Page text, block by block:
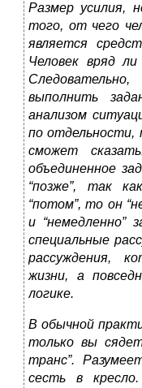
Размер усилия,
того, от чего
является
Человек вряд
выполнить
анализом
по отдельности,
сможет
объединенное
“позже”, так
“потом”, то он
и “немедленно”
специальные
рассуждения,
жизни, а
логике.
В обычной
только вы
транс”.
сесть в